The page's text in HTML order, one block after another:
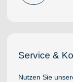
Service &
Nutzen Sie